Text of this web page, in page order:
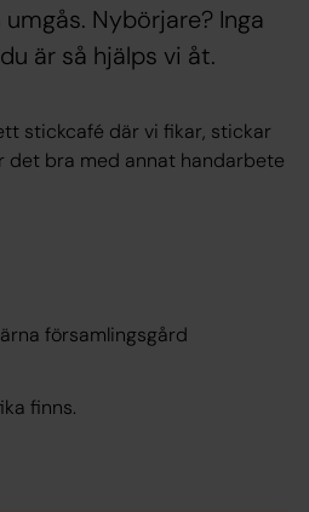
Nybörjare? Inga
är så hjälps vi åt.
stickcafé där vi fikar, stickar
det bra med annat handarbete
församlingsgård
finns.